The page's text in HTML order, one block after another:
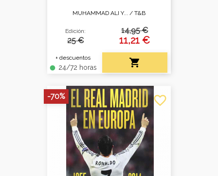
MUHAMMAD ALI Y... / T&B
Edición:
25 €
+ descuentos
fiber_manual_record 24/72 horas
14,95 €
11,21 €

favorite_border
-70%